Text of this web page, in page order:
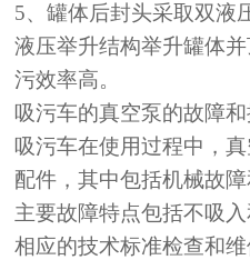
5、罐体后封头采取双液
液压举升结构举升罐体
污效率高。
吸污车的真空泵的故障
吸污车在使用过程中，
配件，其中包括机械故
主要故障特点包括不吸
相应的技术标准检查和维